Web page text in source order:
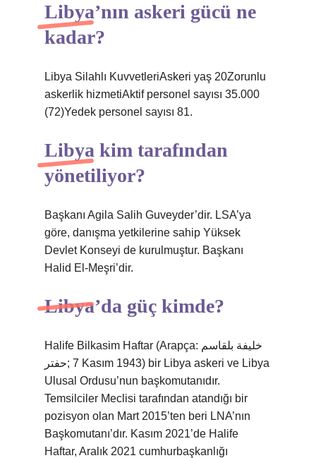
Libya’nın askeri gücü ne
kadar?
Libya Silahlı KuvvetleriAskeri yaş 20Zorunlu
askerlik hizmetiAktif personel sayısı 35.000
(72)Yedek personel sayısı 81.
Libya kim tarafından
yönetiliyor?
Başkanı Agila Salih Guveyder’dir. LSA’ya
göre, danışma yetkilerine sahip Yüksek
Devlet Konseyi de kurulmuştur. Başkanı
Halid El-Meşri’dir.
Libya’da güç kimde?
Halife Bilkasim Haftar (Arapça: خليفة بلقاسم
حفتر‎; 7 Kasım 1943) bir Libya askeri ve Libya
Ulusal Ordusu’nun başkomutanıdır.
Temsilciler Meclisi tarafından atandığı bir
pozisyon olan Mart 2015’ten beri LNA’nın
Başkomutanı’dır. Kasım 2021’de Halife
Haftar, Aralık 2021 cumhurbaşkanlığı